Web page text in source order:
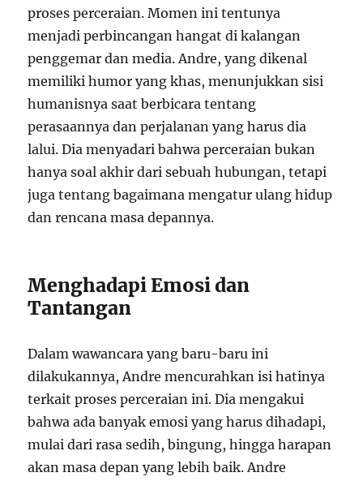
proses perceraian. Momen ini tentunya
menjadi perbincangan hangat di kalangan
penggemar dan media. Andre, yang dikenal
memiliki humor yang khas, menunjukkan sisi
humanisnya saat berbicara tentang
perasaannya dan perjalanan yang harus dia
lalui. Dia menyadari bahwa perceraian bukan
hanya soal akhir dari sebuah hubungan, tetapi
juga tentang bagaimana mengatur ulang hidup
dan rencana masa depannya.
Menghadapi Emosi dan
Tantangan
Dalam wawancara yang baru-baru ini
dilakukannya, Andre mencurahkan isi hatinya
terkait proses perceraian ini. Dia mengakui
bahwa ada banyak emosi yang harus dihadapi,
mulai dari rasa sedih, bingung, hingga harapan
akan masa depan yang lebih baik. Andre